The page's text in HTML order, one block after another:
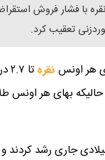
با فشار فروش
تعقیب کرد.
هر اونس نقره